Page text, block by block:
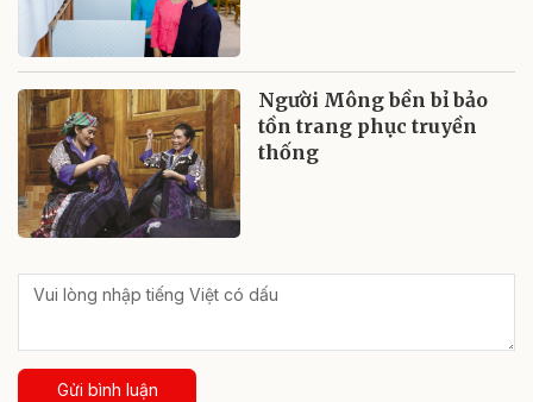
Người Mông bền bỉ bảo
tồn trang phục truyền
thống
Gửi bình luận